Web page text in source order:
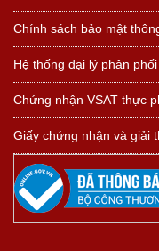
Chính sách bảo mật
Hệ thống đại lý phân phối
Chứng nhận VSAT thực
Giấy chứng nhận và giải